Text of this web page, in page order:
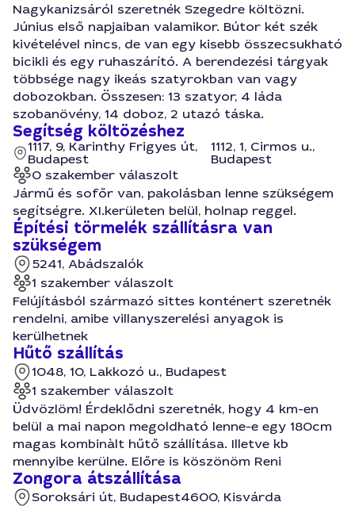
Nagykanizsáról szeretnék Szegedre költözni.
Június első napjaiban valamikor. Bútor két szék
kivételével nincs, de van egy kisebb összecsukható
bicikli és egy ruhaszárító. A berendezési tárgyak
többsége nagy ikeás szatyrokban van vagy
dobozokban. Összesen: 13 szatyor, 4 láda
szobanövény, 14 doboz, 2 utazó táska.
Segítség költözéshez
1117, 9, Karinthy Frigyes út,
Budapest
1112, 1, Cirmos u.,
Budapest
0 szakember válaszolt
Jármű és sofőr van, pakolásban lenne szükségem
segítségre. XI.kerületen belül, holnap reggel.
Építési törmelék szállításra van
szükségem
5241, Abádszalók
1 szakember válaszolt
Felújításból származó sittes konténert szeretnék
rendelni, amibe villanyszerelési anyagok is
kerülhetnek
Hűtő szállítás
1048, 10, Lakkozó u., Budapest
1 szakember válaszolt
Üdvözlöm! Érdeklődni szeretnék, hogy 4 km-en
belül a mai napon megoldható lenne-e egy 180cm
magas kombinàlt hűtő szállítása. Illetve kb
mennyibe kerülne. Előre is köszönöm Reni
Zongora átszállítása
Soroksári út, Budapest4600, Kisvárda